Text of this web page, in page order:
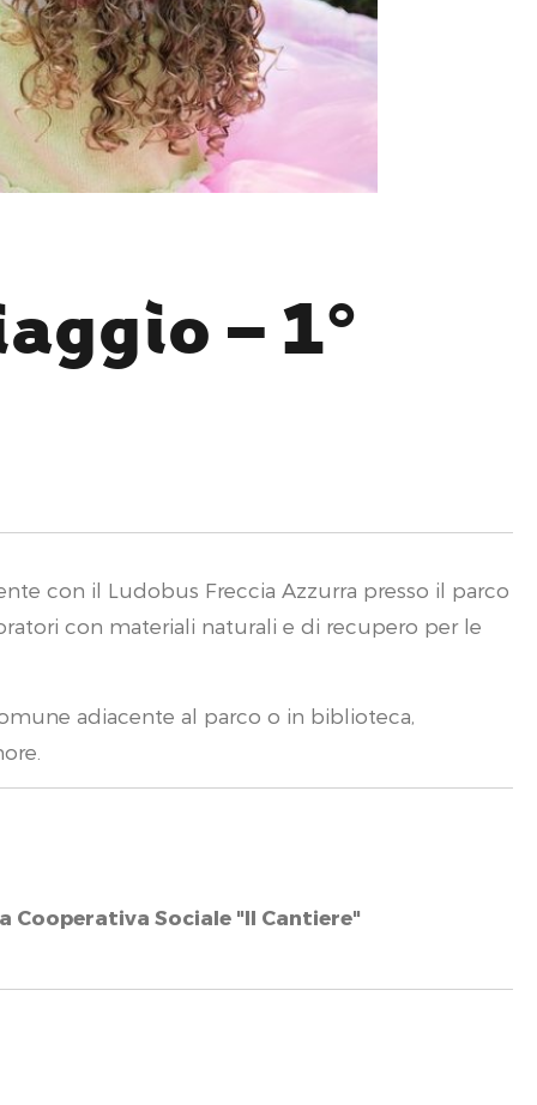
– 1°
con il Ludobus Freccia Azzurra presso il parco
con materiali naturali e di recupero per le
adiacente al parco o in biblioteca,
Cooperativa Sociale "Il Cantiere"